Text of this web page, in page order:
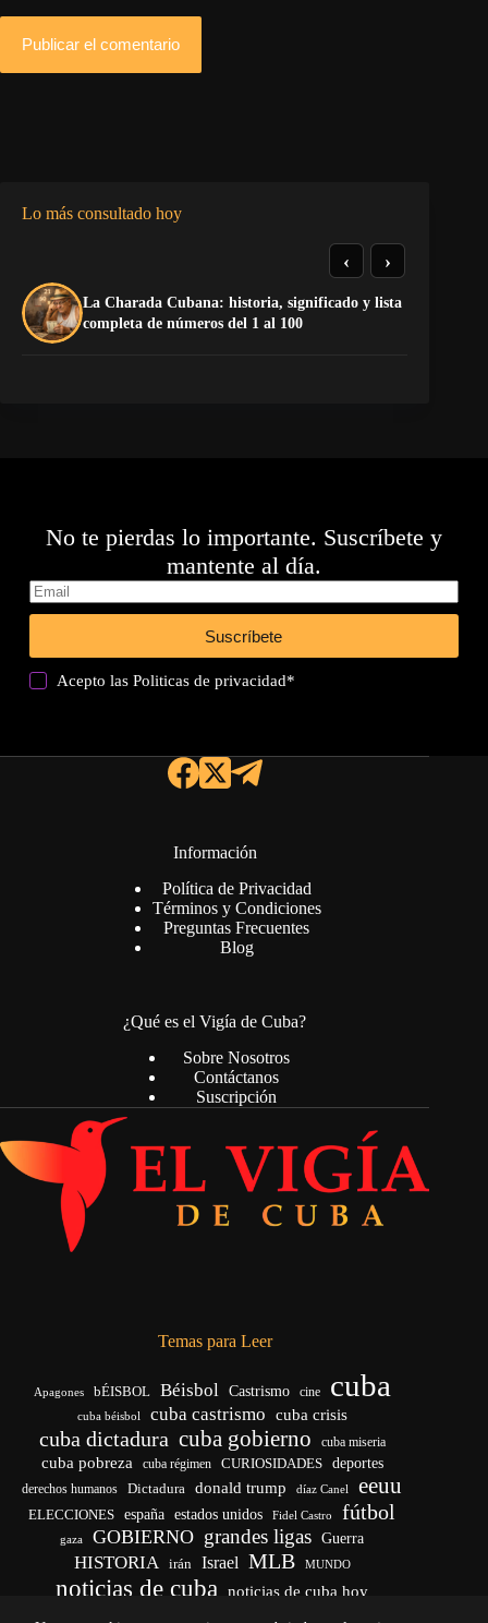
Publicar el comentario
Lo más consultado hoy
La Charada Cubana: historia, significado y lista
completa de números del 1 al 100
‹ ›
No te pierdas lo importante. Suscríbete y
mantente al día.
Suscríbete
Acepto lasPoliticas de privacidad*
Información
Política de Privacidad
Términos y Condiciones
Preguntas Frecuentes
Blog
¿Qué es el Vigía de Cuba?
Sobre Nosotros
Contáctanos
Suscripción
Temas para Leer
Apagones bÉISBOL Béisbol Castrismo cine cuba
cuba béisbol cuba castrismo cuba crisis
cuba dictadura cuba gobierno cuba miseria
cuba pobreza cuba régimen CURIOSIDADES deportes
derechos humanos Dictadura donald trump díaz Canel eeuu
ELECCIONES españa estados unidos Fidel Castro fútbol
gaza GOBIERNO grandes ligas Guerra
HISTORIA irán Israel MLB MUNDO
noticias de cuba
noticias de cuba hoy